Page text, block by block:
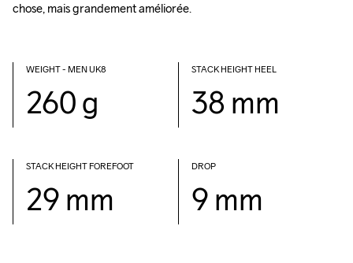
chose, mais grandement améliorée.
WEIGHT - MEN UK8
260 g
STACK HEIGHT HEEL
38 mm
STACK HEIGHT FOREFOOT
29 mm
DROP
9 mm